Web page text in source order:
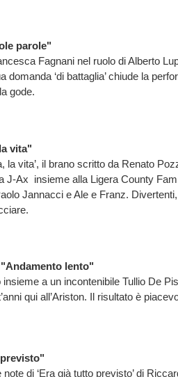
parole"
Fagnani nel ruolo di Alberto
‘di battaglia’ chiude la
gode.
vita"
la vita’, il brano scritto da Renato
J-Ax insieme alla Ligera County
Jannacci e Ale e Franz.
lento"
a un incontenibile Tullio De
qui all’Ariston. Il risultato è
di ‘Era già tutto previsto’ di